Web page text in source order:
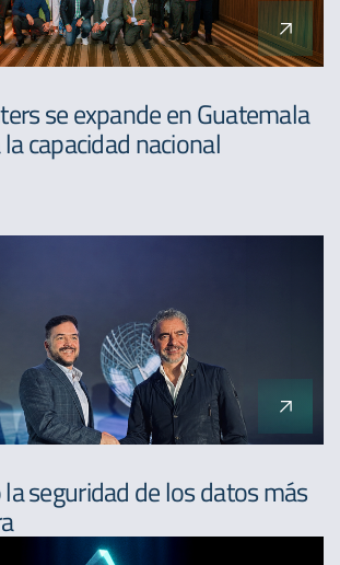
se expande en Guatemala
capacidad nacional
seguridad de los datos más